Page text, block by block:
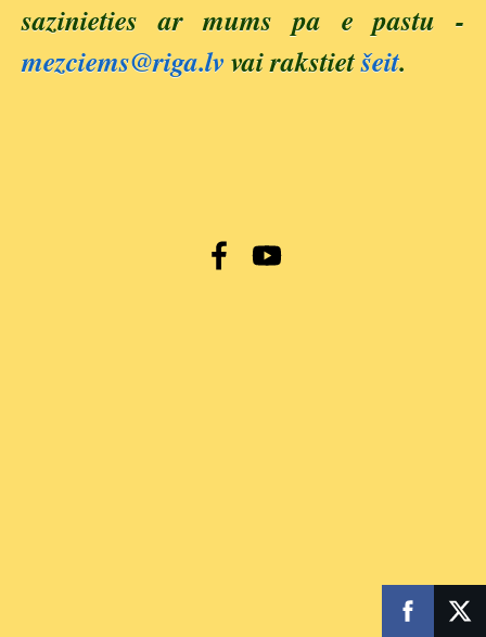
sazinieties ar mums pa e pastu -
mezciems@riga.lv vai rakstietšeit.